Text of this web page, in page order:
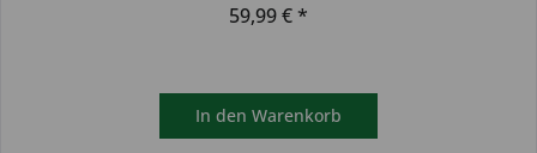
59,99 € *
In den Warenkorb